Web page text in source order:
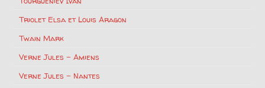
Triolet Elsa et Louis Aragon
Twain Mark
Verne Jules – Amiens
Verne Jules – Nantes